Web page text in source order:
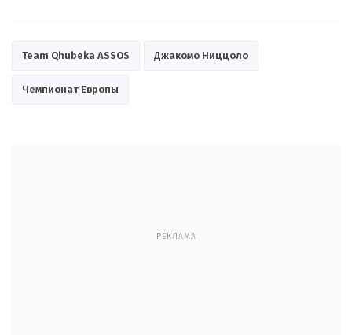
Team Qhubeka ASSOS Джакомо Ниццоло
Чемпионат Европы
РЕКЛАМА